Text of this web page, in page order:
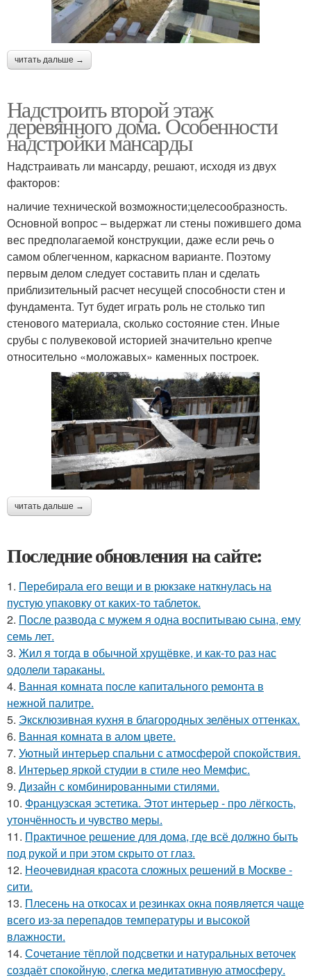
читать дальше →
Надстроить второй этаж
деревянного дома. Особенности
надстройки мансарды
Надстраивать ли мансарду, решают, исходя из двух
факторов:
наличие технической возможности;целесообразность.
Основной вопрос – выдержат ли стены пожившего дома
вес предполагаемой конструкции, даже если речь о
самом облегченном, каркасном варианте. Поэтому
первым делом следует составить план и сделать
приблизительный расчет несущей способности стен и
фундамента. Тут будет играть роль не столько тип
стенового материала, сколько состояние стен. Иные
срубы с полувековой историей значительно крепче
относительно «моложавых» каменных построек.
читать дальше →
Последние обновления на сайте:
1. Перебирала его вещи и в рюкзаке наткнулась на
пустую упаковку от каких-то таблеток.
2. После развода с мужем я одна воспитываю сына, ему
семь лет.
3. Жил я тогда в обычной хрущёвке, и как-то раз нас
одолели тараканы.
4. Ванная комната после капитального ремонта в
нежной палитре.
5. Эксклюзивная кухня в благородных зелёных оттенках.
6. Ванная комната в алом цвете.
7. Уютный интерьер спальни с атмосферой спокойствия.
8. Интерьер яркой студии в стиле нео Мемфис.
9. Дизайн с комбинированными стилями.
10. Французская эстетика. Этот интерьер - про лёгкость,
утончённость и чувство меры.
11. Практичное решение для дома, где всё должно быть
под рукой и при этом скрыто от глаз.
12. Неочевидная красота сложных решений в Москве -
сити.
13. Плесень на откосах и резинках окна появляется чаще
всего из-за перепадов температуры и высокой
влажности.
14. Сочетание тёплой подсветки и натуральных веточек
создаёт спокойную, слегка медитативную атмосферу.